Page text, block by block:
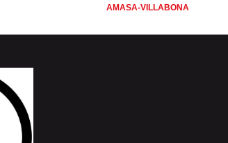
AMASA-VILLABONA